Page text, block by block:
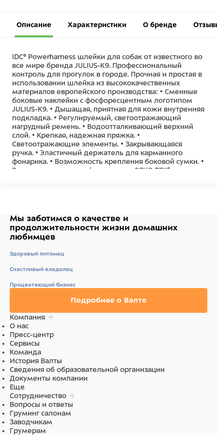
Описание Характеристики О бренде
IDC® Powerharness шлейки для собак от известного во
все мире бренда JULIUS-K9. Профессиональный
контроль для прогулок в городе. Прочная и простая в
использовании шлейка из высококачественных
материалов европейского производства: • Сменные
боковые наклейки с фосфоресцентным логотипом
JULIUS-K9. • Дышащая, приятная для кожи внутренняя
подкладка. • Регулируемый, светоотражающий
нагрудный ремень. • Водоотталкивающий верхний
слой. • Крепкая, надежная пряжка. •
Светоотражающие элементы. • Закрывающаяся
ручка. • Эластичный держатель для карманного
фонарика. • Возможность крепления боковой сумки. •
Все материалы сертифицированы OEKO-TEX® для
Мы заботимся о качестве и
продолжительности жизни домашних
любимцев
Здоровый питомец
Счастливый владелец
Процветающий бизнес
Подробнее о Валте
Компания
О нас
Пресс-центр
Сервисы
Команда
История Валты
Сведения об образовательной организации
Документы компании
Еще
Сотрудничество
Вопросы и ответы
Груминг салонам
Заводчикам
Грумерам